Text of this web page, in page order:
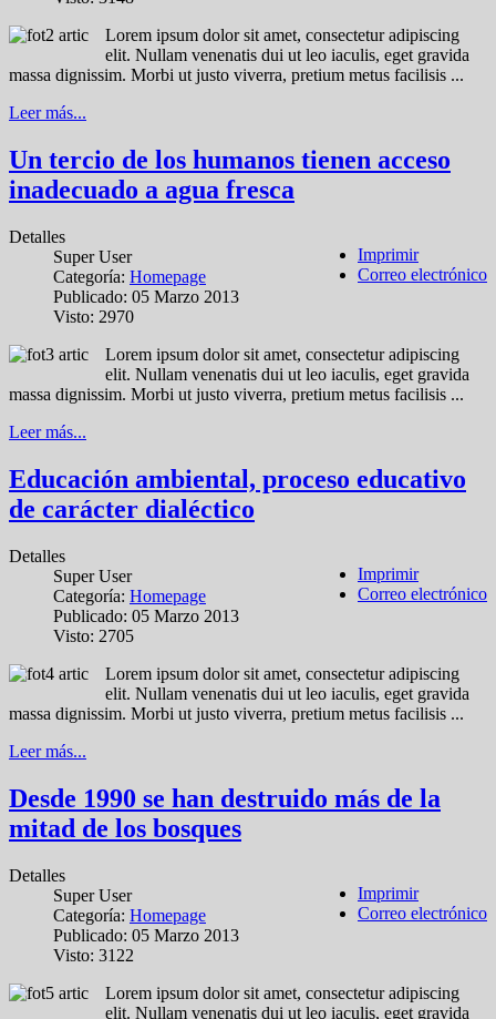
Lorem ipsum dolor sit amet, consectetur adipiscing
elit. Nullam venenatis dui ut leo iaculis, eget gravida
massa dignissim. Morbi ut justo viverra, pretium metus facilisis ...
Leer más...
Un tercio de los humanos tienen acceso
inadecuado a agua fresca
Imprimir
Correo electrónico
Detalles
Super User
Categoría: Homepage
Publicado: 05 Marzo 2013
Visto: 2970
Lorem ipsum dolor sit amet, consectetur adipiscing
elit. Nullam venenatis dui ut leo iaculis, eget gravida
massa dignissim. Morbi ut justo viverra, pretium metus facilisis ...
Leer más...
Educación ambiental, proceso educativo
de carácter dialéctico
Imprimir
Correo electrónico
Detalles
Super User
Categoría: Homepage
Publicado: 05 Marzo 2013
Visto: 2705
Lorem ipsum dolor sit amet, consectetur adipiscing
elit. Nullam venenatis dui ut leo iaculis, eget gravida
massa dignissim. Morbi ut justo viverra, pretium metus facilisis ...
Leer más...
Desde 1990 se han destruido más de la
mitad de los bosques
Imprimir
Correo electrónico
Detalles
Super User
Categoría: Homepage
Publicado: 05 Marzo 2013
Visto: 3122
Lorem ipsum dolor sit amet, consectetur adipiscing
elit. Nullam venenatis dui ut leo iaculis, eget gravida